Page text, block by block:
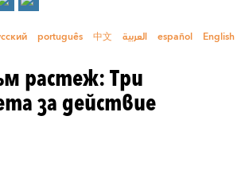
português 中文 العربية español English
растеж: Три
за действие